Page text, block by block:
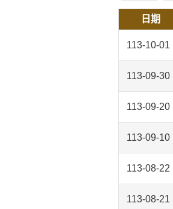
日期
113-10-01
113-09-30
113-09-20
113-09-10
113-08-22
113-08-21